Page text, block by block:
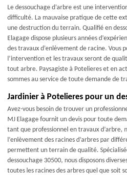
Le dessouchage d’arbre est une
difficulté. La mauvaise pratique de cette
une destruction du terrain. Qualifié en
Elagage dispose plusieurs années
des travaux d’enlèvement de racine. Vous
l’intervention et les travaux seront de
tout arbre. Paysagiste à Potelieres et en
sommes au service de toute demande de
Jardinier à Potelieres pour un
Avez-vous besoin de trouver un
MJ Elagage fournit un devis pour toute
tant que professionnel en travaux d’arbre,
l’enlèvement des racines d’arbres par
permettent un terrain de qualité.
dessouchage 30500, nous disposons
toutes les racines des arbres quel que soit